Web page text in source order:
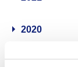
2020
2019